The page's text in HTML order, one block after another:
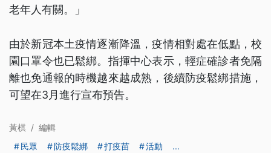
老年人有關。」
由於新冠本土疫情逐漸降溫，疫情相對處在低點，校
園口罩令也已鬆綁。指揮中心表示，輕症確診者免隔
離也免通報的時機越來越成熟，後續防疫鬆綁措施，
可望在3月進行宣布預告。
黃棋 / 編輯
民眾
防疫鬆綁 打疫苗 活動 ...